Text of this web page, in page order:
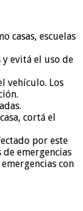
casas, escuelas
evitá el uso de
vehículo. Los
cortá el
por este
emergencias
con